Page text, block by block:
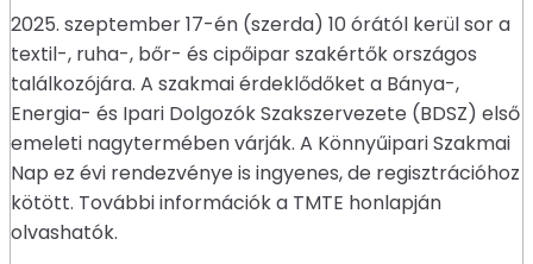
2025. szeptember 17-én (szerda) 10 órától kerül sor a
textil-, ruha-, bőr- és cipőipar szakértők országos
találkozójára. A szakmai érdeklődőket a Bánya-,
Energia- és Ipari Dolgozók Szakszervezete (BDSZ) első
emeleti nagytermében várják. A Könnyűipari Szakmai
Nap ez évi rendezvénye is ingyenes, de regisztrációhoz
kötött. További információk a TMTE honlapján
olvashatók.